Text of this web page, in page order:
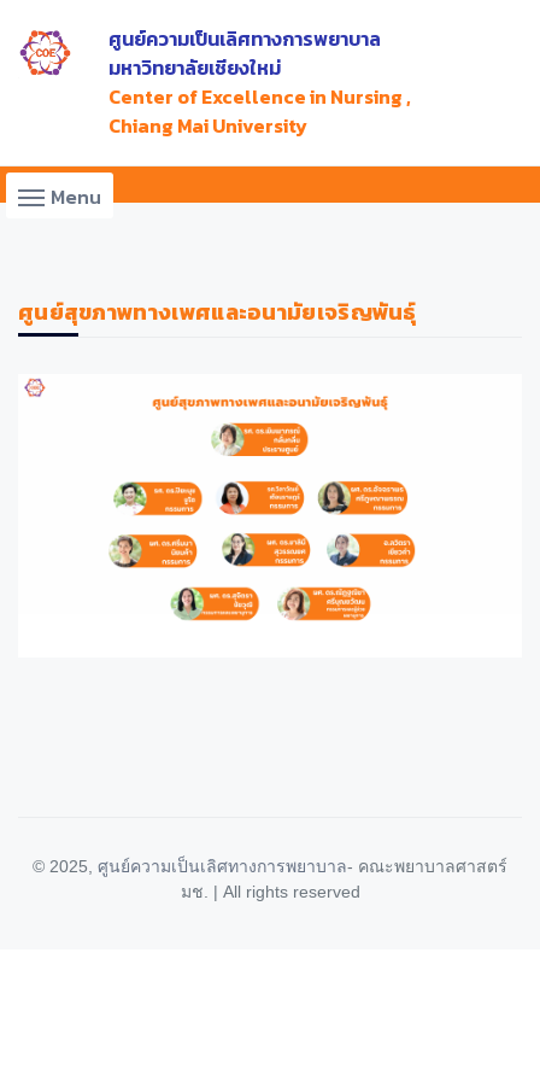
ศูนย์ความเป็นเลิศทางการพยาบาล
มหาวิทยาลัยเชียงใหม่
Center of Excellence in Nursing ,
Chiang Mai University
Menu
ศูนย์สุขภาพทางเพศและอนามัยเจริญพันธุ์
© 2025, ศูนย์ความเป็นเลิศทางการพยาบาล- คณะพยาบาลศาสตร์
มช. | All rights reserved